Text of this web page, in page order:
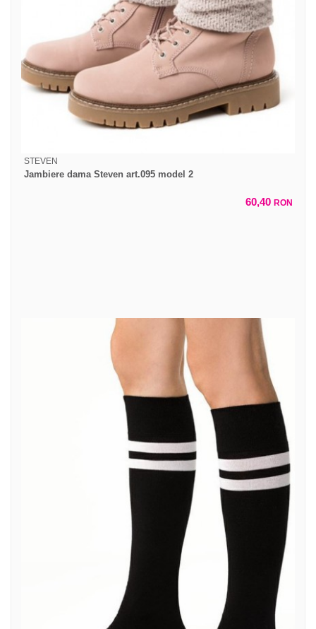
STEVEN
Jambiere dama Steven art.095 model 2
60,40 RON